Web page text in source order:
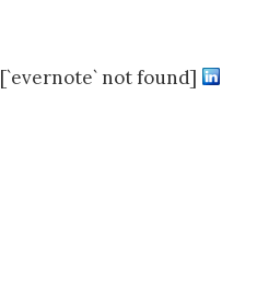
[`evernote` not found]